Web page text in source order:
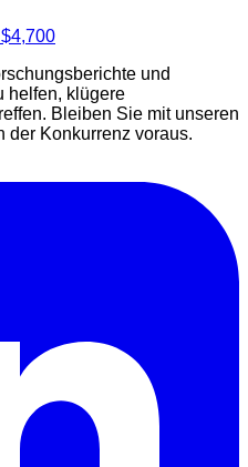
4,700
und
helfen, klügere
Bleiben Sie mit unseren
der Konkurrenz voraus.